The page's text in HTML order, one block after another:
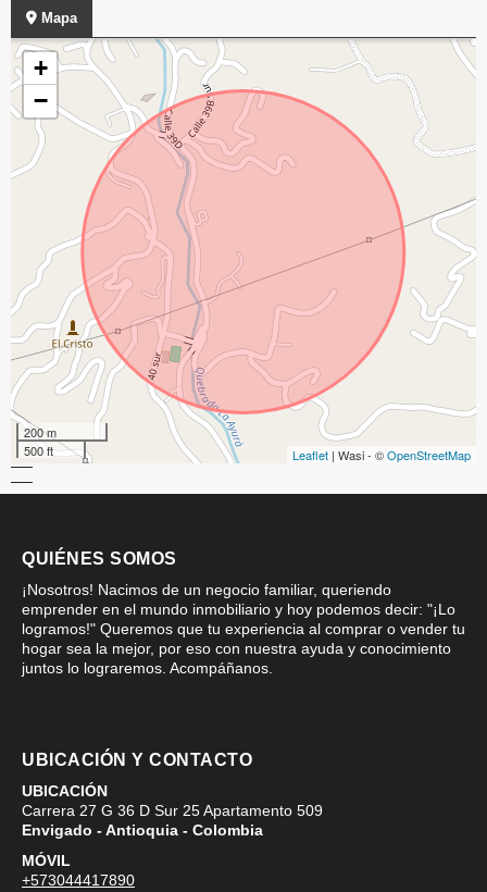
Mapa
+
−
200 m
500 ft
Leaflet | Wasi - ©OpenStreetMap
QUIÉNES SOMOS
¡Nosotros! Nacimos de un negocio familiar, queriendo
emprender en el mundo inmobiliario y hoy podemos decir: "¡Lo
logramos!" Queremos que tu experiencia al comprar o vender tu
hogar sea la mejor, por eso con nuestra ayuda y conocimiento
juntos lo lograremos. Acompáñanos.
UBICACIÓN Y CONTACTO
UBICACIÓN
Carrera 27 G 36 D Sur 25 Apartamento 509
Envigado - Antioquia - Colombia
MÓVIL
+573044417890